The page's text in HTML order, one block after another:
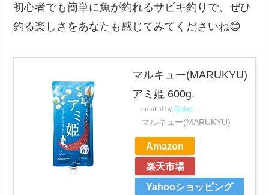
初心者でも簡単に魚が釣れるサビキ釣りで、ぜひ
釣る楽しさをあなたも感じてみてくださいね😊
マルキュー(MARUKYU)
アミ姫 600g.
created by Rinker
マルキュー(MARUKYU)
Amazon
楽天市場
Yahooショッピング